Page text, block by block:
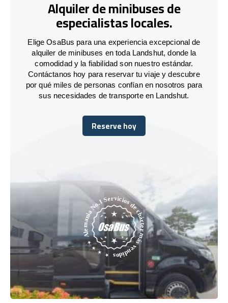
Alquiler de minibuses de
especialistas locales.
Elige OsaBus para una experiencia excepcional de
alquiler de minibuses en toda Landshut, donde la
comodidad y la fiabilidad son nuestro estándar.
Contáctanos hoy para reservar tu viaje y descubre
por qué miles de personas confían en nosotros para
sus necesidades de transporte en Landshut.
Reserve hoy
Reserve hoy